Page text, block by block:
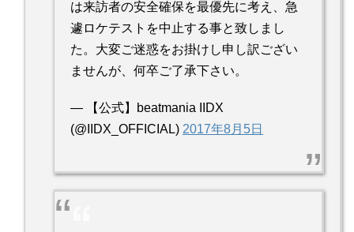
は来訪者の安全確保を最優先に考え、急
遽ロケテストを中止する事と致しまし
た。大変ご迷惑をお掛けし申し訳ござい
ませんが、何卒ご了承下さい。
— 【公式】beatmania IIDX
(@IIDX_OFFICIAL) 2017年8月5日